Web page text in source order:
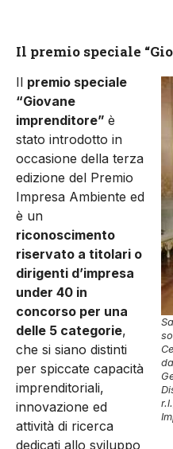
Il premio speciale
Il premio speciale
“Giovane
imprenditore” è
stato introdotto in
occasione della terza
edizione del Premio
Impresa Ambiente ed
è un
riconoscimento
riservato a titolari o
dirigenti d’impresa
under 40 in
concorso per una
delle 5 categorie,
che si siano distinti
per spiccate capacità
imprenditoriali,
innovazione ed
attività di ricerca
dedicati allo sviluppo